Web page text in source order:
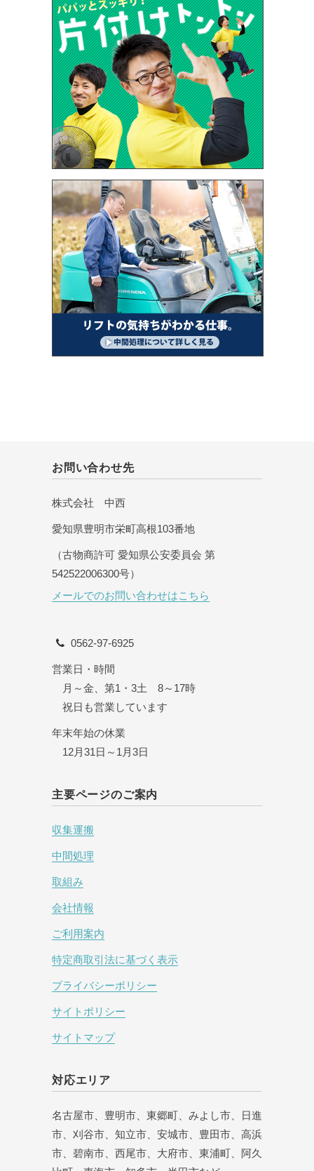
お問い合わせ先
株式会社 中西
愛知県豊明市栄町高根103番地
（古物商許可 愛知県公安委員会 第
542522006300号）
メールでのお問い合わせはこちら
0562-97-6925
営業日・時間
月～金、第1・3土 8～17時
祝日も営業しています
年末年始の休業
12月31日～1月3日
主要ページのご案内
収集運搬
中間処理
取組み
会社情報
ご利用案内
特定商取引法に基づく表示
プライバシーポリシー
サイトポリシー
サイトマップ
対応エリア
名古屋市、豊明市、東郷町、みよし市、日進
市、刈谷市、知立市、安城市、豊田市、高浜
市、碧南市、西尾市、大府市、東浦町、阿久